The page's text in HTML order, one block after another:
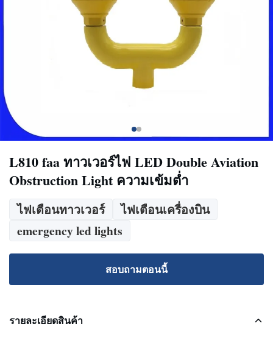
L810 faa ทาวเวอร์ไฟ LED Double Aviation
Obstruction Light ความเข้มต่ำ
ไฟเตือนทาวเวอร์
ไฟเตือนเครื่องบิน
emergency led lights
สอบถามตอนนี้
รายละเอียดสินค้า